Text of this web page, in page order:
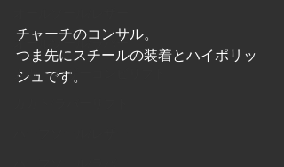
オールソール/ラバー
カカト/レザーコンビリフト
チャーチのコンサル。
つま先にスチールの装着とハイポリッ
シュです。